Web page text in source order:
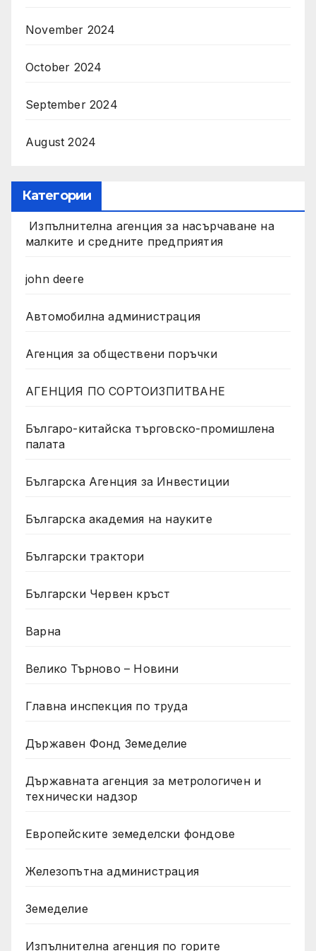
November 2024
October 2024
September 2024
August 2024
Категории
Изпълнителна агенция за насърчаване на
малките и средните предприятия
john deere
Автомобилна администрация
Агенция за обществени поръчки
АГЕНЦИЯ ПО СОРТОИЗПИТВАНЕ
Българо-китайска търговско-промишлена
палата
Българска Агенция за Инвестиции
Българска академия на науките
Български трактори
Български Червен кръст
Варна
Велико Търново – Новини
Главна инспекция по труда
Държавен Фонд Земеделие
Държавната агенция за метрологичен и
технически надзор
Европейските земеделски фондове
Железопътна администрация
Земеделие
Изпълнителна агенция по горите